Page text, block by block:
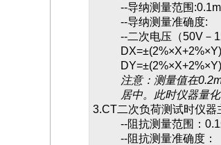
--导纳测量范围
--导纳测量准确度:
--二次电压（50V－
DX=±(2%×X+2%×Y)
DY=±(2%×X+2%×Y)
注意：测量值在
居中。此时仪器量
3.CT二次负荷测试时仪器
--阻抗测量范围：
--阻抗测量准确度：